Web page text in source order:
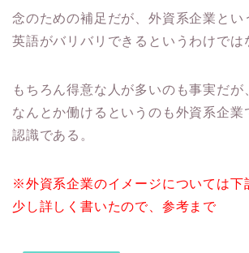
念のための補足だが、外資系企業とい
英語がバリバリできるというわけでは
もちろん得意な人が多いのも事実だが
なんとか働けるというのも外資系企業
認識である。
※外資系企業のイメージについては下
少し詳しく書いたので、参考まで